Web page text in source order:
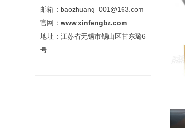
邮箱：baozhuang_001@163.com
官网： www.xinfengbz.com
地址：江苏省无锡市锡山区甘东璐6
号